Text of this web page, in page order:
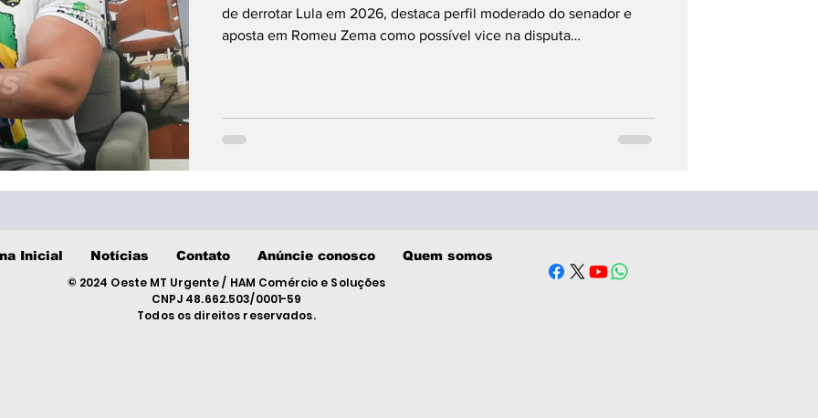
de derrotar Lula em 2026, destaca perfil moderado do senador e
aposta em Romeu Zema como possível vice na disputa
Inicial Notícias Contato Anúncie conosco Quem somos
© 2024 Oeste MT Urgente / HAM Comércio e Soluções
CNPJ 48.662.503/0001-59
Todos os direitos reservados.